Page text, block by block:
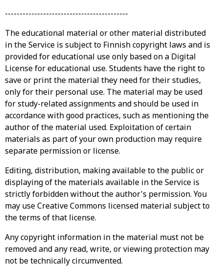
------------------------------------------
The educational material or other material distributed
in the Service is subject to Finnish copyright laws and is
provided for educational use only based on a Digital
License for educational use. Students have the right to
save or print the material they need for their studies,
only for their personal use. The material may be used
for study-related assignments and should be used in
accordance with good practices, such as mentioning the
author of the material used. Exploitation of certain
materials as part of your own production may require
separate permission or license.
Editing, distribution, making available to the public or
displaying of the materials available in the Service is
strictly forbidden without the author's permission. You
may use Creative Commons licensed material subject to
the terms of that license.
Any copyright information in the material must not be
removed and any read, write, or viewing protection may
not be technically circumvented.